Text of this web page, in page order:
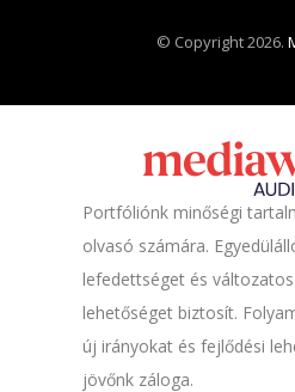
© Copyright 2026.
Portfóliónk minőségi
olvasó számára.
lefedettséget és
lehetőséget biztosít.
új irányokat és fejlődési
jövőnk záloga.